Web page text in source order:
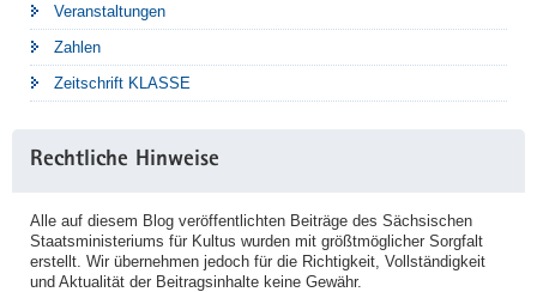
Veranstaltungen
Zahlen
Zeitschrift KLASSE
Rechtliche Hinweise
Alle auf diesem Blog veröffentlichten Beiträge des Sächsischen
Staatsministeriums für Kultus wurden mit größtmöglicher Sorgfalt
erstellt. Wir übernehmen jedoch für die Richtigkeit, Vollständigkeit
und Aktualität der Beitragsinhalte keine Gewähr.